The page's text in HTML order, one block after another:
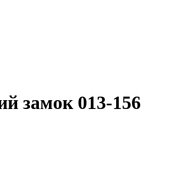
замок 013-156